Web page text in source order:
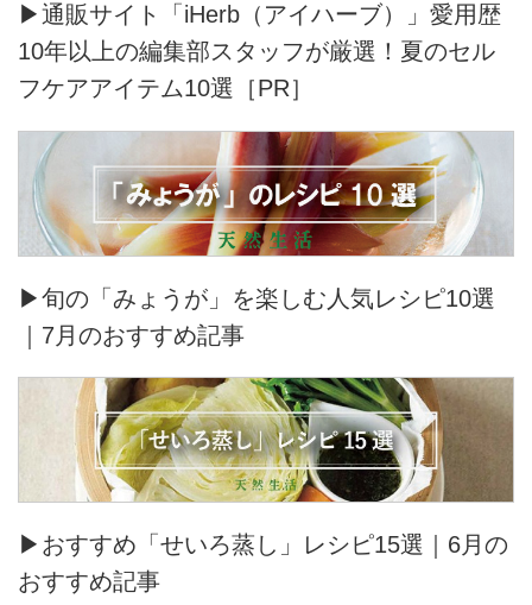
▶通販サイト「iHerb（アイハーブ）」愛用歴
10年以上の編集部スタッフが厳選！夏のセル
フケアアイテム10選［PR］
▶旬の「みょうが」を楽しむ人気レシピ10選
｜7月のおすすめ記事
▶おすすめ「せいろ蒸し」レシピ15選｜6月の
おすすめ記事